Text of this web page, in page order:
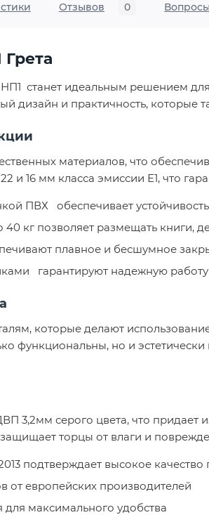
Отзывов 0 Вопросы
станет идеальным решением
дизайн и практичность, которые
материалов, что
16 мм класса эмиссии Е1, что
ПВХ обеспечивает
40 кг позволяет размещать книги,
плавное и бесшумное
гарантируют надежную
которые делают
функциональны, но и
3,2мм серого цвета, что
торцы от влаги и
подтверждает высокое
от европейских производителей
максимального удобства